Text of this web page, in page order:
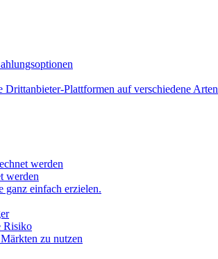
Plattformen auf verschiedene Arten
werden
werden
ganz einfach erzielen.
Risiko
zu nutzen